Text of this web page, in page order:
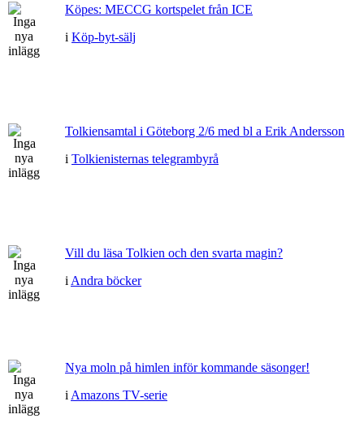
Köpes: MECCG kortspelet från ICE
i Köp-byt-sälj
Tolkiensamtal i Göteborg 2/6 med bl a Erik Andersson
i Tolkienisternas telegrambyrå
Vill du läsa Tolkien och den svarta magin?
i Andra böcker
Nya moln på himlen inför kommande säsonger!
i Amazons TV-serie